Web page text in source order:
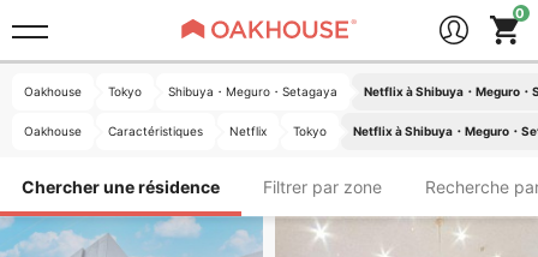
Oakhouse Tokyo Shibuya・Meguro・Setagaya Netflix à Shibuya・Meguro・
Oakhouse Caractéristiques Netflix Tokyo Netflix à Shibuya・Meguro・
Chercher une résidence Filtrer par zone Recherche